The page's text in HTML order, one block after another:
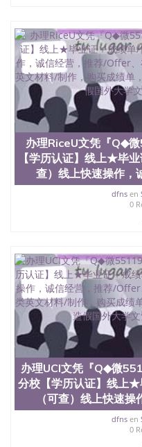
办理RiceU文凭『Q◆
【学历认证】线上★毕
查）线上快速操作
dfnsen
0
办理UCI文凭『Q◆微
分校【学历认证】线上
（可查）线上快速
dfnsen
0